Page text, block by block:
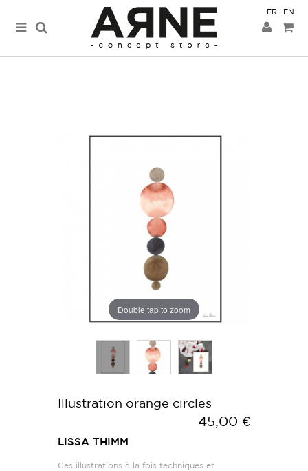
FR EN
Double tap to zoom
Illustration orange circles
45,00 €
LISSA THIMM
Ces illustrations à la fois techniques et